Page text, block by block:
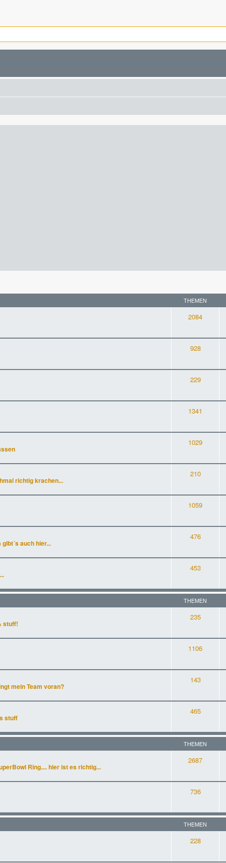
THEMEN
2084
928
229
1341
1029
richtig krachen...
210
1059
auch hier...
476
453
THEMEN
stuff!
235
1106
mein Team voran?
143
stuff
465
THEMEN
Ring.... hier ist es richtig...
2687
736
THEMEN
228